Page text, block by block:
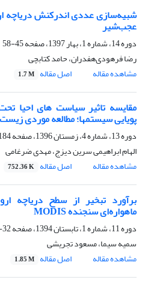
شبیه‌سازی عددی اندرکنش دریاچه
عجب‌شیر
دوره 14، شماره 1، بهار 1397، صفحه
45-58
رضا فرهودی‌هفدران، حامد کتابچی
مشاهده مقاله
اصل مقاله 1.7 M
مقایسه تاثیر سیاست های احیا
پویایی سیستم‏ها؛ مطالعه موردی
دوره 13، شماره 4، زمستان 1396، صفحه
189
الهام ابراهیمی سرین دیزج، مهدی ضرغامی
مشاهده مقاله
اصل مقاله 752.36 K
برآورد تبخیر از سطح دریاچه
ماهواره‌ای سنجنده MODIS
دوره 11، شماره 1، تابستان 1394، صفحه
32-48
سمیه سیما، مسعود تجریشی
مشاهده مقاله
اصل مقاله 1.85 M